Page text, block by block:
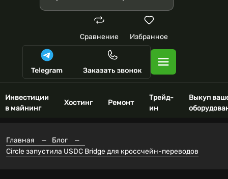
Сравнение Избранное
Инвестиции
в майнинг
Хостинг Ремонт
Трейд-
ин
Выкуп
Главная — Блог
—
Circle запустила USDC Bridge для кроссчейн-переводов